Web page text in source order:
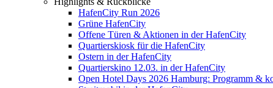
HafenCity Run 2026
Grüne HafenCity
Offene Türen & Aktionen in der HafenCity
Quartierskiosk für die HafenCity
Ostern in der HafenCity
Quartierskino 12.03. in der HafenCity
Open Hotel Days 2026 Hamburg: Programm &